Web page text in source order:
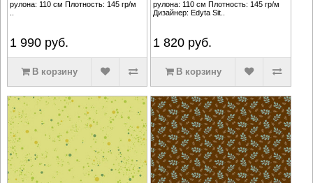
рулона: 110 см Плотность: 145 гр/м
1 990руб.
В корзину
рулона: 110 см Плотность: 145 гр/м
Дизайнер: Edyta Sit..
1 820 руб.
В корзину